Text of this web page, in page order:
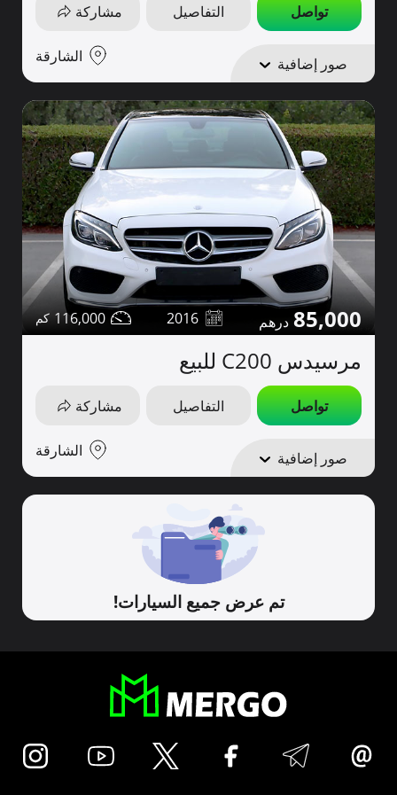
تواصل التفاصيل مشاركة
صور إضافية الشارقة
85,000
2016
116,000
مرسيدس C200 للبيع
تواصل التفاصيل مشاركة
صور إضافية الشارقة
تم عرض جميع السيارات!